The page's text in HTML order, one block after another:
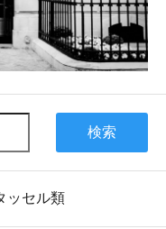
検索
ッセル類